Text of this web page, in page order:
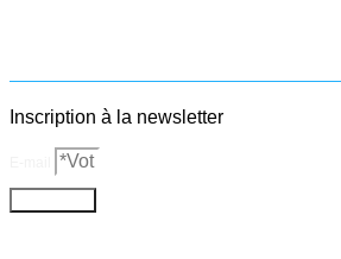
Inscription à la newsletter